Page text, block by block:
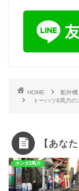
HOME 船外機
トーハツ6馬力
【あな
ホンダ2馬力